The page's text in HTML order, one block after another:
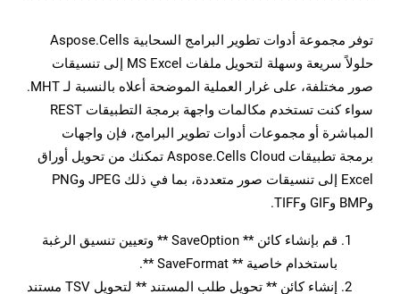
توفر مجموعة أدوات تطوير البرامج السحابية Aspose.Cells
حلولاً سريعة وسهلة لتحويل ملفات MS Excel إلى تنسيقات
صور مختلفة، على غرار العملية الموضحة أعلاه بالنسبة لـ MHT.
سواء كنت تستخدم مكالمات واجهة برمجة التطبيقات REST
المباشرة أو مجموعات أدوات تطوير البرامج، فإن واجهات
برمجة تطبيقات Aspose.Cells Cloud تمكنك من تحويل أوراق
Excel إلى تنسيقات صور متعددة، بما في ذلك JPEG وPNG
وBMP وGIF وTIFF.
قم بإنشاء كائن ** SaveOption ** وتعيين تنسيق الرغبة
باستخدام خاصية ** SaveFormat **.
إنشاء كائن ** تحويل طلب المستند ** لتحويل TSV مستند